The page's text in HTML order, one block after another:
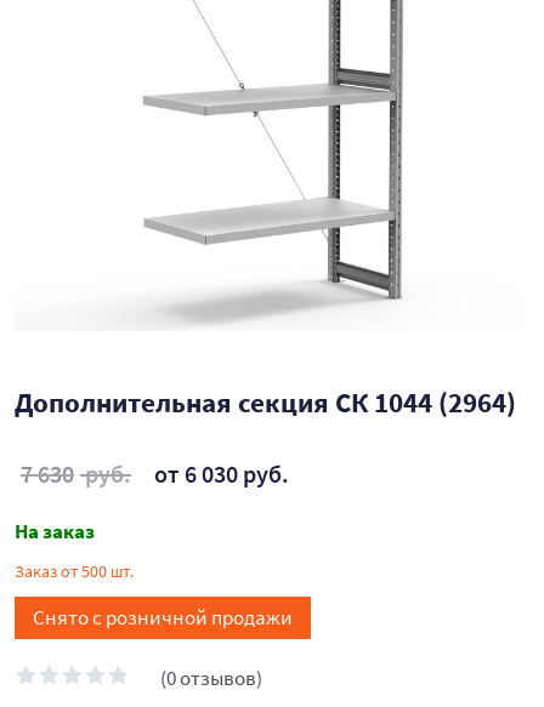
Дополнительная секция СК 1044 (2964)
7 630 руб. от 6 030 руб.
На заказ
Заказ от 500 шт.
Снято с розничной продажи
(0 отзывов)